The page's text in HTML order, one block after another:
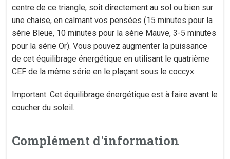
centre de ce triangle, soit directement au sol ou bien sur
une chaise, en calmant vos pensées (15 minutes pour la
série Bleue, 10 minutes pour la série Mauve, 3-5 minutes
pour la série Or). Vous pouvez augmenter la puissance
de cet équilibrage énergétique en utilisant le quatrième
CEF de la même série en le plaçant sous le coccyx.
Important: Cet équilibrage énergétique est à faire avant le
coucher du soleil.
Complément d'information